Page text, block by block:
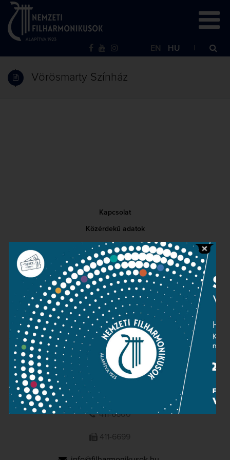
EN HU
Vörösmarty Színház
Kapcsolat
Közérdekű adatok
Sajtószoba
Adatvédelem
Impresszum
NEMZETI
FILHARMONIKUSOK
1095 Budapest, Komor Marcell u. 1. (Müpa)
411-6600
411-6699